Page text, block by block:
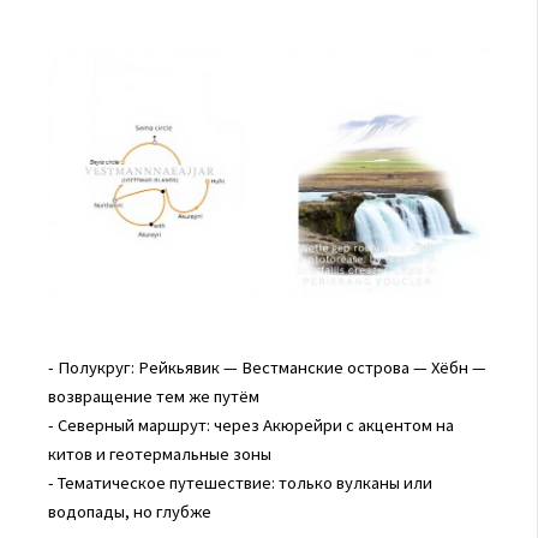
- Полукруг: Рейкьявик — Вестманские острова — Хёбн —
возвращение тем же путём
- Северный маршрут: через Акюрейри с акцентом на
китов и геотермальные зоны
- Тематическое путешествие: только вулканы или
водопады, но глубже